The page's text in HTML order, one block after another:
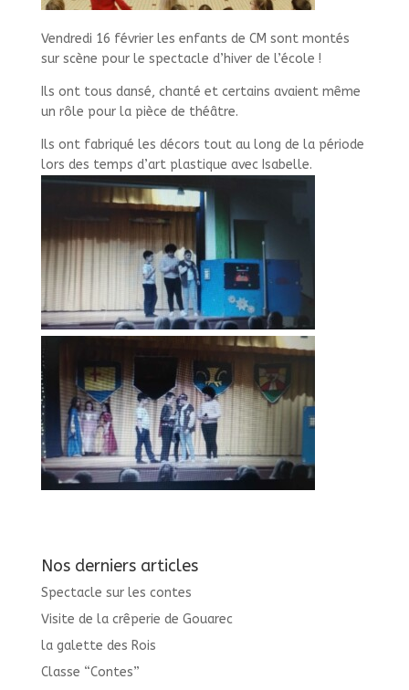
Vendredi 16 février les enfants de CM sont montés
sur scène pour le spectacle d’hiver de l’école !
Ils ont tous dansé, chanté et certains avaient même
un rôle pour la pièce de théâtre.
Ils ont fabriqué les décors tout au long de la période
lors des temps d’art plastique avec Isabelle.
Nos derniers articles
Spectacle sur les contes
Visite de la crêperie de Gouarec
la galette des Rois
Classe “Contes”